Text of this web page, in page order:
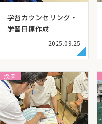
学習カウンセリング・
学習目標作成
2025.09.25
授業